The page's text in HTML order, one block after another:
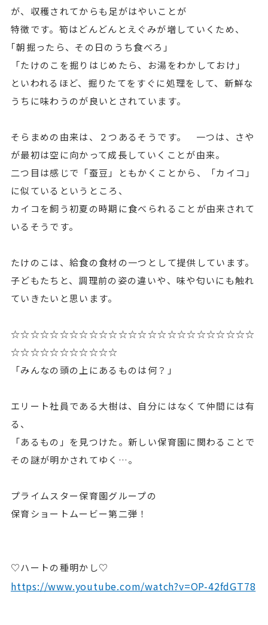
が、収穫されてからも足がはやいことが
特徴です。筍はどんどんとえぐみが増していくため、
｢朝掘ったら、その日のうち食べろ｣
「たけのこを掘りはじめたら、お湯をわかしておけ」
といわれるほど、掘りたてをすぐに処理をして、新鮮な
うちに味わうのが良いとされています。
そらまめの由来は、２つあるそうです。 一つは、さや
が最初は空に向かって成長していくことが由来。
二つ目は感じで「蚕豆」ともかくことから、「カイコ」
に似ているというところ、
カイコを飼う初夏の時期に食べられることが由来されて
いるそうです。
たけのこは、給食の食材の一つとして提供しています。
子どもたちと、調理前の姿の違いや、味や匂いにも触れ
ていきたいと思います。
☆☆☆☆☆☆☆☆☆☆☆☆☆☆☆☆☆☆☆☆☆☆☆☆☆
☆☆☆☆☆☆☆☆☆☆☆
「みんなの頭の上にあるものは何？」
エリート社員である大樹は、自分にはなくて仲間には有
る、
「あるもの」を見つけた。新しい保育園に関わることで
その謎が明かされてゆく…。
プライムスター保育園グループの
保育ショートムービー第二弾！
♡ハートの種明かし♡
https://www.youtube.com/watch?v=OP-42fdGT78